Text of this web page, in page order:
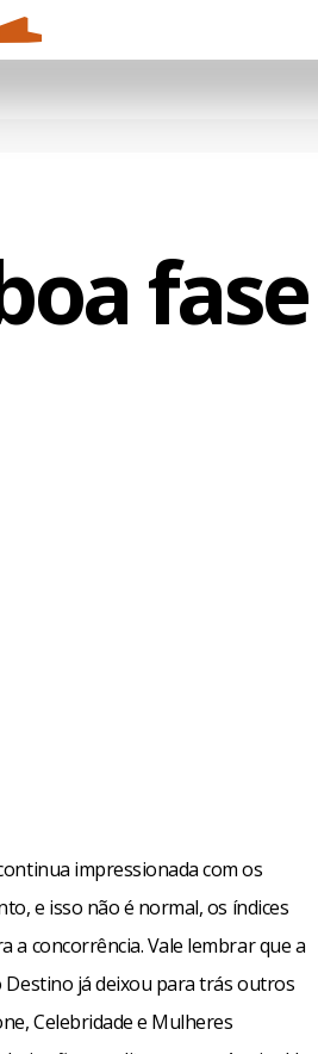
fase
impressionada com os
e isso não é normal, os índices
a concorrência. Vale lembrar que a
Destino já deixou para trás outros
Celebridade e Mulheres